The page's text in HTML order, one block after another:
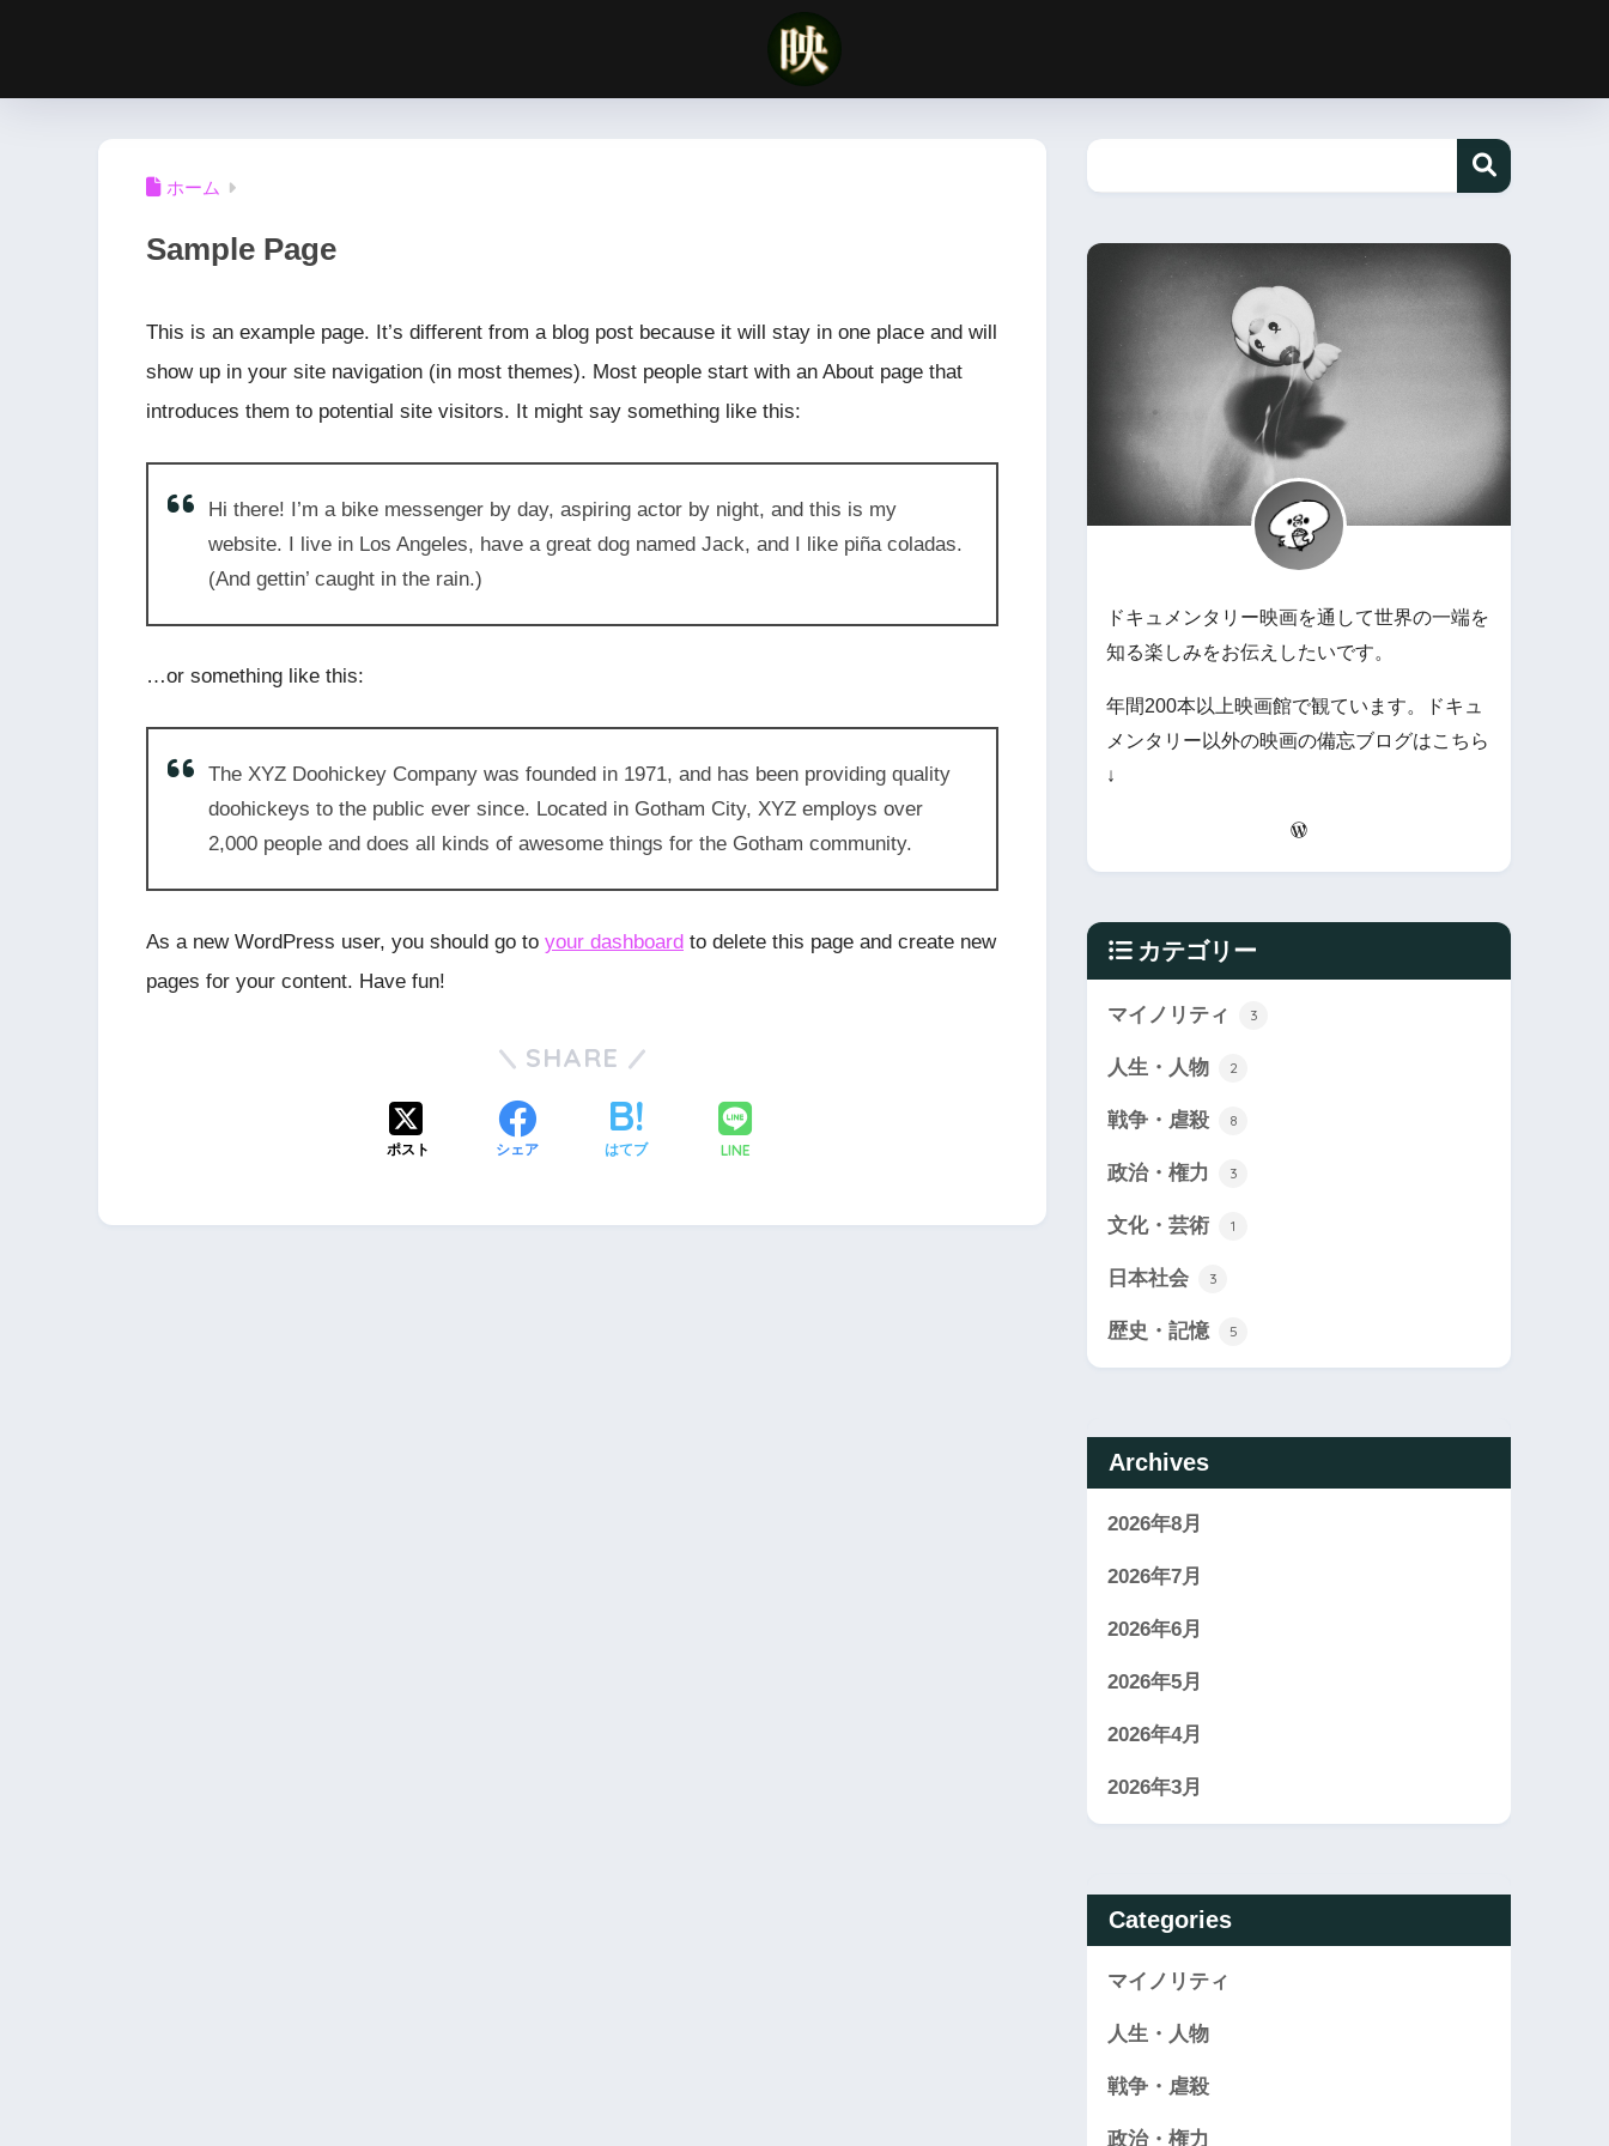
ホーム
Sample Page
This is an example page. It’s different from a blog post because it will stay in one place and will
show up in your site navigation (in most themes). Most people start with an About page that
introduces them to potential site visitors. It might say something like this:
Hi there! I’m a bike messenger by day, aspiring actor by night, and this is my
website. I live in Los Angeles, have a great dog named Jack, and I like piña coladas.
(And gettin’ caught in the rain.)
…or something like this:
The XYZ Doohickey Company was founded in 1971, and has been providing quality
doohickeys to the public ever since. Located in Gotham City, XYZ employs over
2,000 people and does all kinds of awesome things for the Gotham community.
As a new WordPress user, you should go to your dashboard to delete this page and create new
pages for your content. Have fun!
SHARE
ポスト シェア はてブ LINE
ドキュメンタリー映画を通して世界の一端を
知る楽しみをお伝えしたいです。
年間200本以上映画館で観ています。ドキュ
メンタリー以外の映画の備忘ブログはこちら
↓
カテゴリー
マイノリティ 3
人生・人物 2
戦争・虐殺 8
政治・権力 3
文化・芸術 1
日本社会 3
歴史・記憶 5
Archives
2026年8月
2026年7月
2026年6月
2026年5月
2026年4月
2026年3月
Categories
マイノリティ
人生・人物
戦争・虐殺
政治・権力